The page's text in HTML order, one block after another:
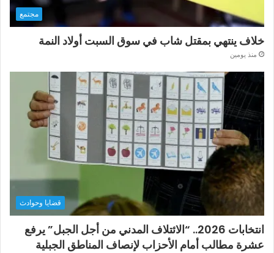
مجتمع
خلاف ينتهي بمقتل شاب في سوق السبت أولاد النمة
منذ يومين
قضايا وحوادث
انتخابات 2026.. “الائتلاف المدني من أجل الجبل” يرفع
عشرة مطالب أمام الأحزاب لإنصاف المناطق الجبلية